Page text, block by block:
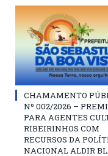
CHAMAMENTO
Nº 002/2026 –
PARA AGENTES
RIBEIRINHOS COM
RECURSOS DA
NACIONAL ALDIR